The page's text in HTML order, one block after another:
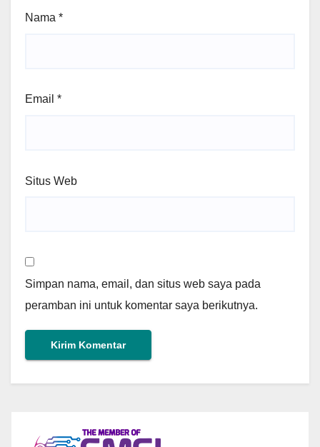
Nama *
Email *
Situs Web
Simpan nama, email, dan situs web saya pada
peramban ini untuk komentar saya berikutnya.